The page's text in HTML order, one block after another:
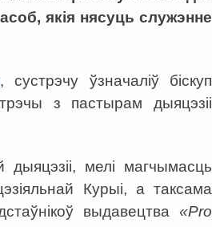
якія нясуць служэнне
, сустрэчу ўзначаліў біскуп
з пастырам дыяцэзіі
мелі магчымасць
Курыі, а таксама
выдавецтва «Pro